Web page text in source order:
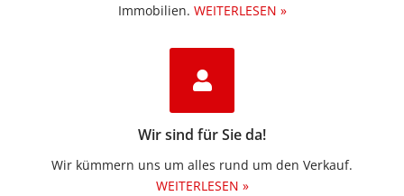
Immobilien.​ WEITERLESEN »
Wir sind für Sie da!
Wir kümmern uns um alles rund um den Verkauf.
WEITERLESEN »